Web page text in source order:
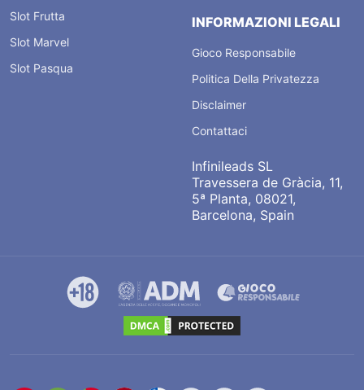
Slot Frutta
Slot Marvel
Slot Pasqua
INFORMAZIONI LEGALI
Gioco Responsabile
Politica Della Privatezza
Disclaimer
Contattaci
Infinileads SL
Travessera de Gràcia, 11,
5ª Planta, 08021,
Barcelona, Spain